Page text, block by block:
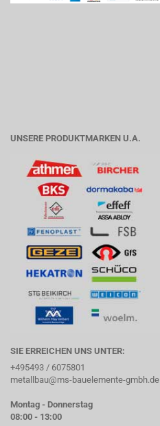
UNSERE PRODUKTMARKEN U.A.
SIE ERREICHEN UNS UNTER:
+495493 / 6075801
metallbau@ms-bauelemente-gmbh.de
Montag - Donnerstag
08:00 - 13:00